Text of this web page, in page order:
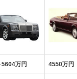
万円 4550万円